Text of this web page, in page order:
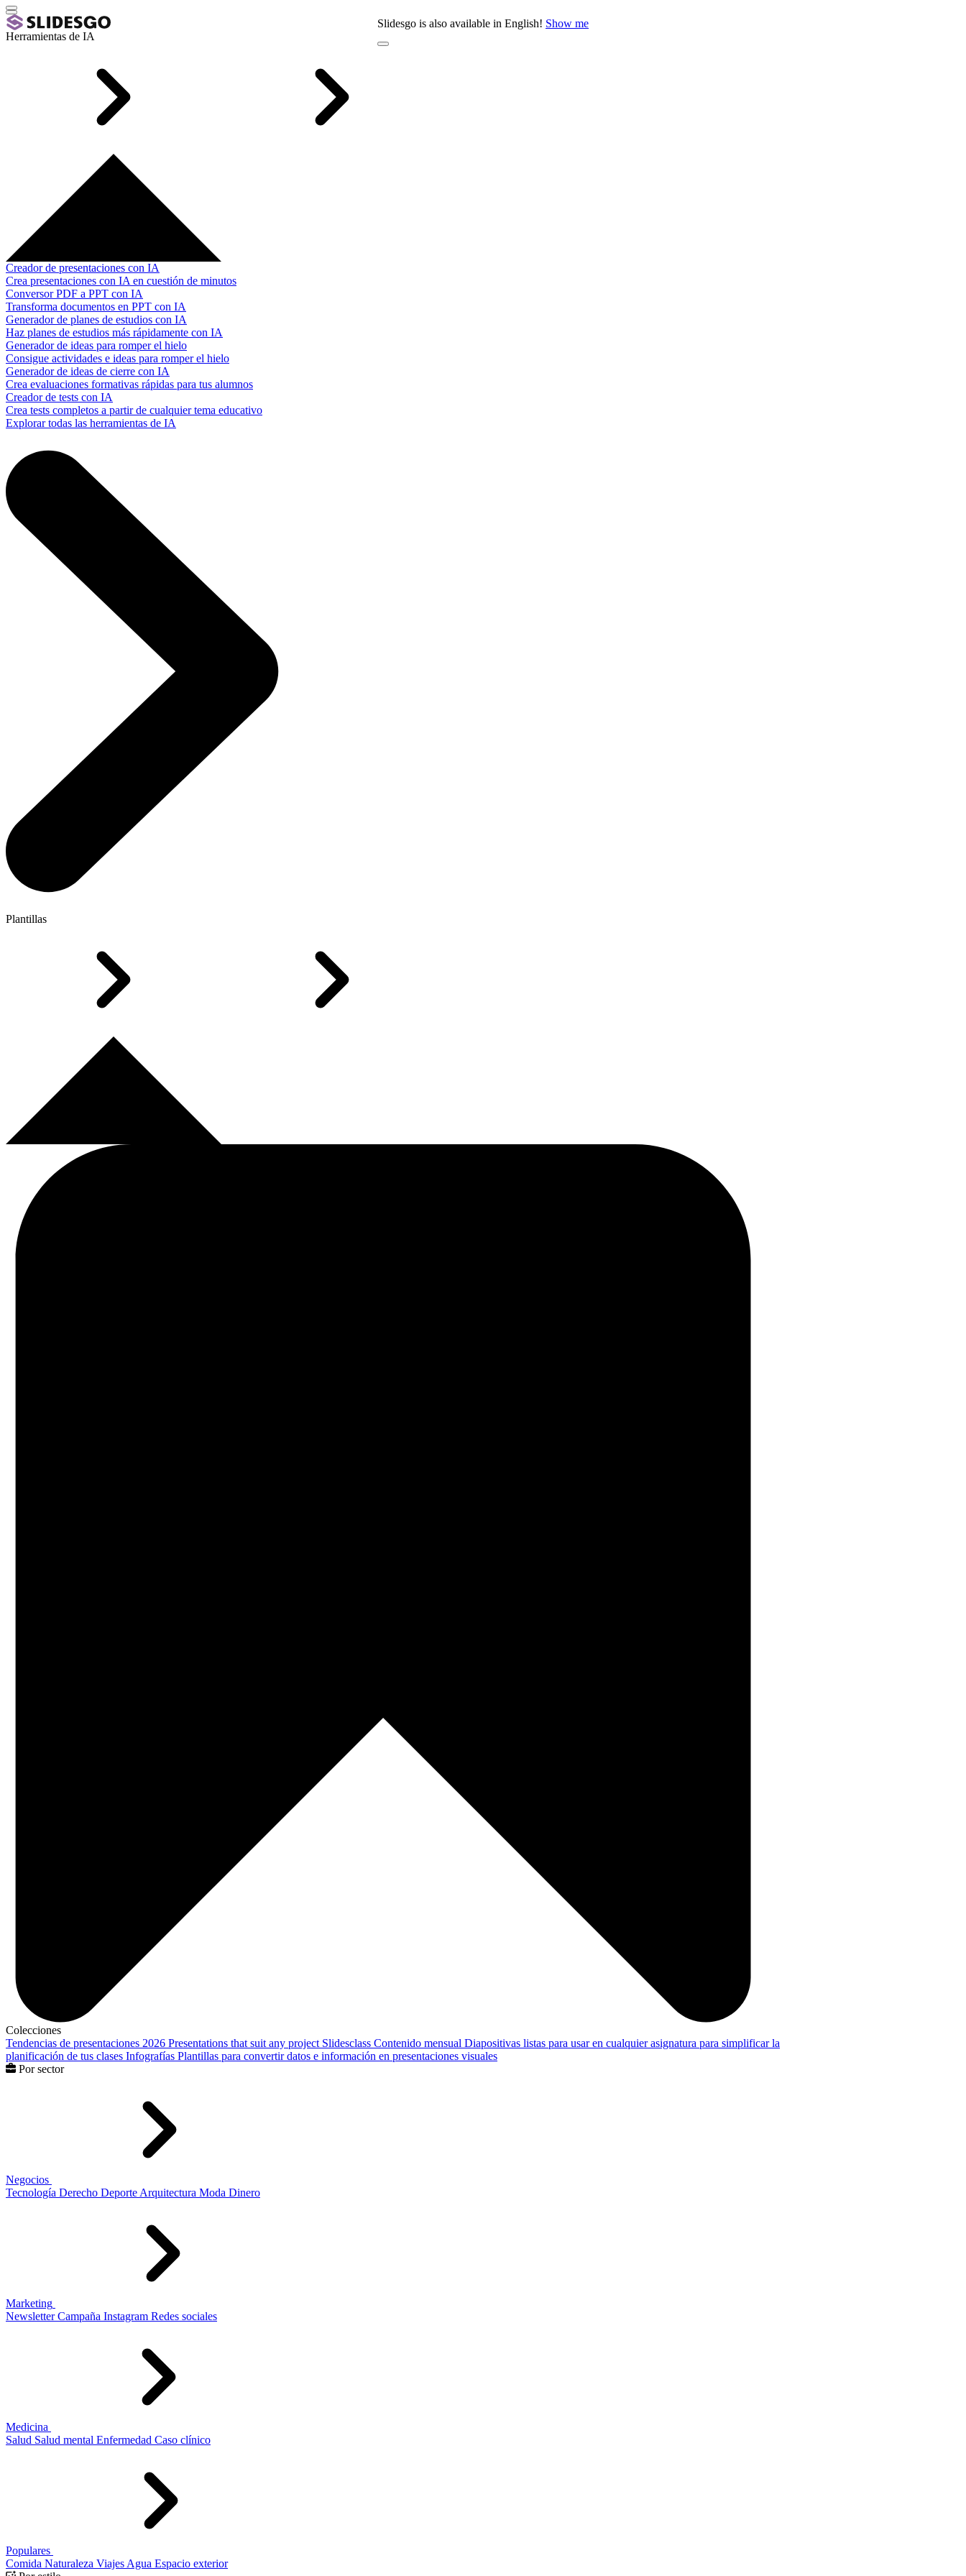
Slidesgo is also available in English! Show me
Herramientas de IA
Creador de presentaciones con IA
Crea presentaciones con IA en cuestión de minutos
Conversor PDF a PPT con IA
Transforma documentos en PPT con IA
Generador de planes de estudios con IA
Haz planes de estudios más rápidamente con IA
Generador de ideas para romper el hielo
Consigue actividades e ideas para romper el hielo
Generador de ideas de cierre con IA
Crea evaluaciones formativas rápidas para tus alumnos
Creador de tests con IA
Crea tests completos a partir de cualquier tema educativo
Explorar todas las herramientas de IA
Plantillas
Colecciones
Tendencias de presentaciones 2026 Presentations that suit any project Slidesclass Contenido mensual Diapositivas listas para usar en cualquier asignatura para simplificar la
planificación de tus clases Infografías Plantillas para convertir datos e información en presentaciones visuales
Por sector
Negocios
Tecnología Derecho Deporte Arquitectura Moda Dinero
Marketing
Newsletter Campaña Instagram Redes sociales
Medicina
Salud Salud mental Enfermedad Caso clínico
Populares
Comida Naturaleza Viajes Agua Espacio exterior